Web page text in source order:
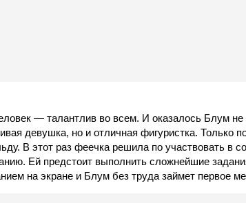
— талантлив во всем. И оказалось Блум не
девушка, но и отличная фигуристка. Только
В этот раз феечка решила по участвовать в
Ей предстоит выполнить сложнейшие
на экране и Блум без труда займет первое